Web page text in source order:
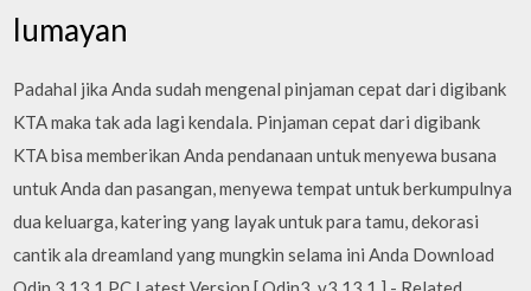
lumayan
Padahal jika Anda sudah mengenal pinjaman cepat dari digibank
KTA maka tak ada lagi kendala. Pinjaman cepat dari digibank
KTA bisa memberikan Anda pendanaan untuk menyewa busana
untuk Anda dan pasangan, menyewa tempat untuk berkumpulnya
dua keluarga, katering yang layak untuk para tamu, dekorasi
cantik ala dreamland yang mungkin selama ini Anda Download